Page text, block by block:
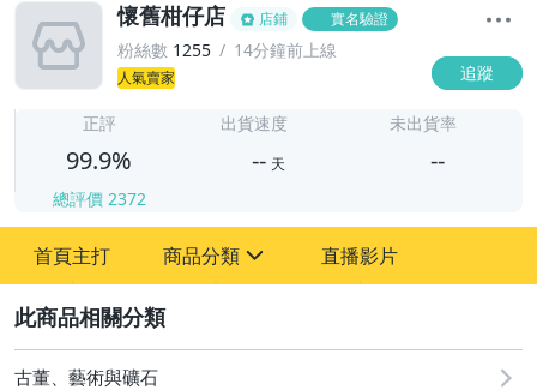
懷舊柑仔店 店鋪 實名驗證
粉絲數 1255 14分鐘前上線
人氣賣家 追蹤
正評
99.9%
總評價 2372
出貨速度
-- 天
未出貨率
--
首頁主打 商品分類
其它
直播影片
古董、藝術與礦石